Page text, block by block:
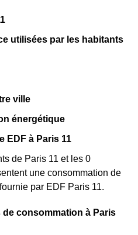
utilisées par les habitants
ville
énergétique
EDF à Paris 11
de Paris 11 et les 0
une consommation de
par EDF Paris 11.
consommation à Paris